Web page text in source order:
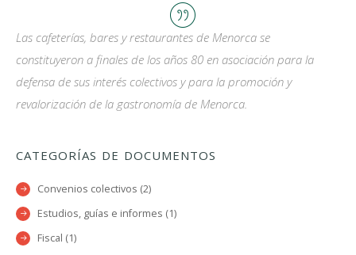
Las cafeterías, bares y restaurantes de Menorca se
constituyeron a finales de los años 80 en asociación para la
defensa de sus interés colectivos y para la promoción y
revalorización de la gastronomía de Menorca.
CATEGORÍAS DE DOCUMENTOS
Convenios colectivos (2)
Estudios, guías e informes (1)
Fiscal (1)